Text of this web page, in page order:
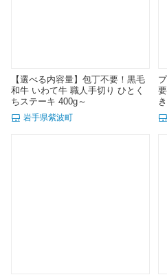
【選べる内容量】包丁不要！黒毛
和牛 いわて牛 職人手切り ひとく
ちステーキ 400g～
岩手県紫波町